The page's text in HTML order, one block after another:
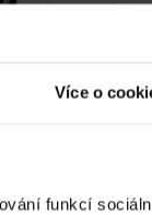
Více o
funkcí